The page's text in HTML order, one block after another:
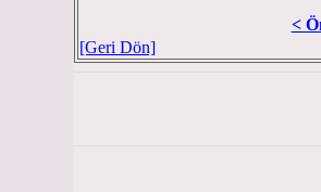
<
[Geri Dön]